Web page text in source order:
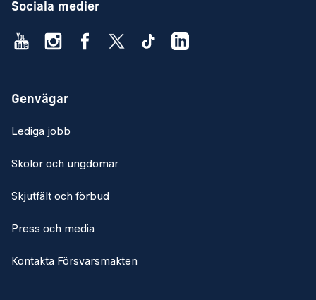
Sociala medier
Genvägar
Lediga jobb
Skolor och ungdomar
Skjutfält och förbud
Press och media
Kontakta Försvarsmakten